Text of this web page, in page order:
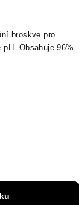
broskve pro
Obsahuje 96%